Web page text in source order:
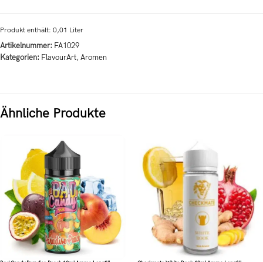
Produkt enthält: 0,01 Liter
Artikelnummer: FA1029
Kategorien: FlavourArt,Aromen
Ähnliche Produkte